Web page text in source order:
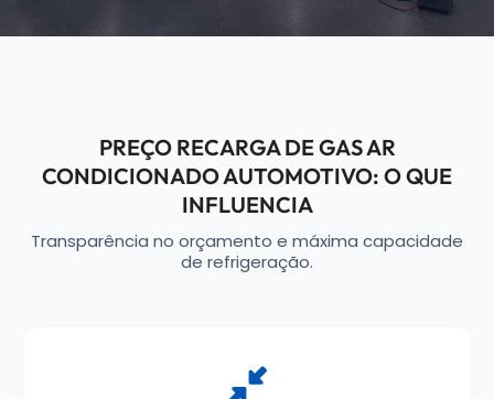
PREÇO RECARGA DE GAS AR
CONDICIONADO AUTOMOTIVO: O QUE
INFLUENCIA
Transparência no orçamento e máxima capacidade
de refrigeração.